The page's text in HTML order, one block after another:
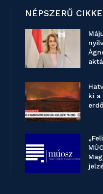
NÉPSZERŰ
ki a